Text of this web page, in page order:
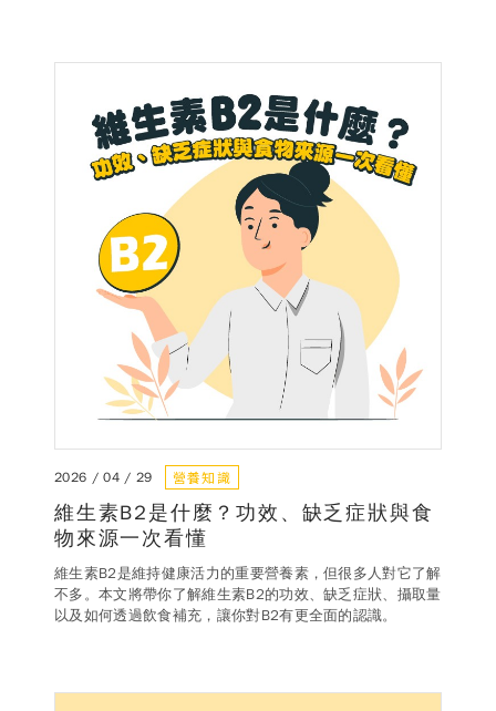
2026 / 04 / 29 營養知識
維生素B2是什麼？功效、缺乏症狀與食
物來源一次看懂
維生素B2是維持健康活力的重要營養素，但很多人對它了解
不多。本文將帶你了解維生素B2的功效、缺乏症狀、攝取量
以及如何透過飲食補充，讓你對B2有更全面的認識。